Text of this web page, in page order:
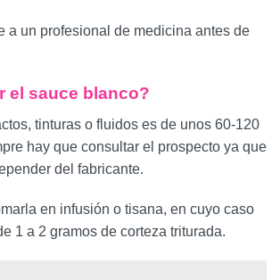
a un profesional de medicina antes de
el sauce blanco?
tinturas o fluidos es de unos 60-120
hay que consultar el prospecto ya que
del fabricante.
en infusión o tisana, en cuyo caso
1 a 2 gramos de corteza triturada.